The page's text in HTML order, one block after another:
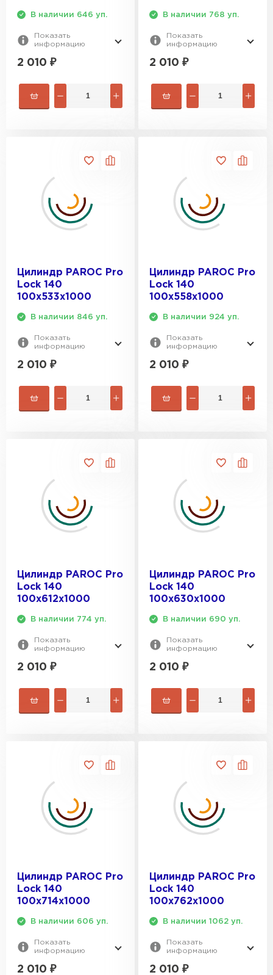
В наличии 646 уп.
Показать
информацию
2 010 ₽
В наличии 768 уп.
Показать
информацию
2 010 ₽
Цилиндр PAROC Pro
Lock 140
100х533х1000
В наличии 846 уп.
Показать
информацию
2 010 ₽
Цилиндр PAROC Pro
Lock 140
100х558х1000
В наличии 924 уп.
Показать
информацию
2 010 ₽
Цилиндр PAROC Pro
Lock 140
100х612х1000
В наличии 774 уп.
Показать
информацию
2 010 ₽
Цилиндр PAROC Pro
Lock 140
100х630х1000
В наличии 690 уп.
Показать
информацию
2 010 ₽
Цилиндр PAROC Pro
Lock 140
100х714х1000
В наличии 606 уп.
Показать
информацию
2 010 ₽
Цилиндр PAROC Pro
Lock 140
100х762х1000
В наличии 1062 уп.
Показать
информацию
2 010 ₽